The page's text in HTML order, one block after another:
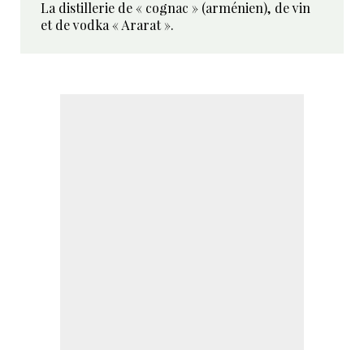
La distillerie de « cognac » (arménien), de vin
et de vodka « Ararat ».